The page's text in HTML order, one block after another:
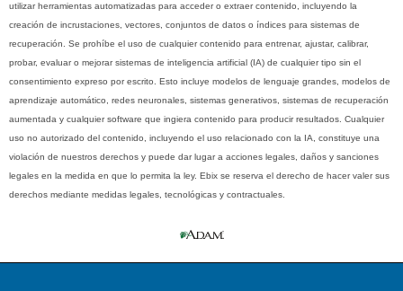
utilizar herramientas automatizadas para acceder o extraer contenido, incluyendo la
creación de incrustaciones, vectores, conjuntos de datos o índices para sistemas de
recuperación. Se prohíbe el uso de cualquier contenido para entrenar, ajustar, calibrar,
probar, evaluar o mejorar sistemas de inteligencia artificial (IA) de cualquier tipo sin el
consentimiento expreso por escrito. Esto incluye modelos de lenguaje grandes, modelos de
aprendizaje automático, redes neuronales, sistemas generativos, sistemas de recuperación
aumentada y cualquier software que ingiera contenido para producir resultados. Cualquier
uso no autorizado del contenido, incluyendo el uso relacionado con la IA, constituye una
violación de nuestros derechos y puede dar lugar a acciones legales, daños y sanciones
legales en la medida en que lo permita la ley. Ebix se reserva el derecho de hacer valer sus
derechos mediante medidas legales, tecnológicas y contractuales.